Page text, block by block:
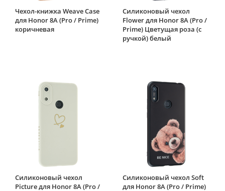
Чехол-книжка Weave Case
для Honor 8A (Pro / Prime)
коричневая
Силиконовый чехол
Flower для Honor 8A (Pro /
Prime) Цветущая роза (с
ручкой) белый
Силиконовый чехол
Picture для Honor 8A (Pro /
Силиконовый чехол Soft
для Honor 8A (Pro / Prime)